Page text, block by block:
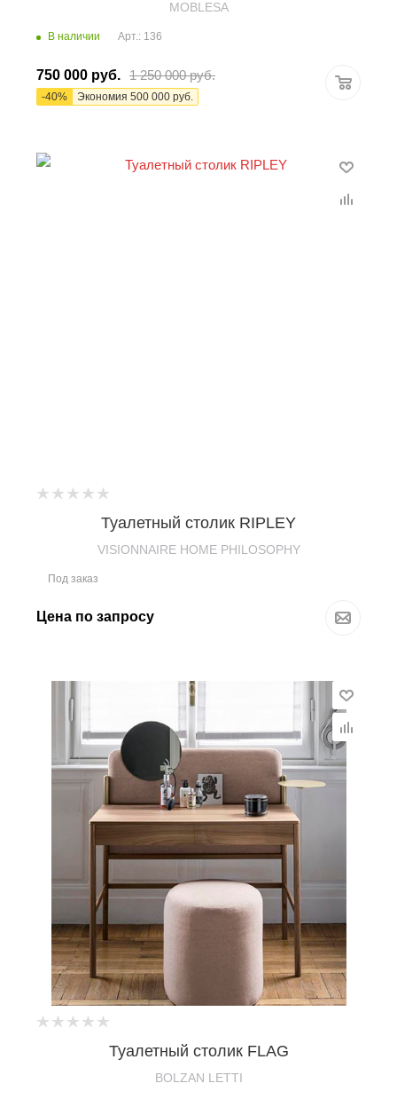
MOBLESA
В наличии Арт.: 136
750 000 руб. 1 250 000руб.
-40% Экономия 500 000 руб.
Туалетный столик RIPLEY
VISIONNAIRE HOME PHILOSOPHY
Под заказ
Цена по запросу
Туалетный столик FLAG
BOLZAN LETTI